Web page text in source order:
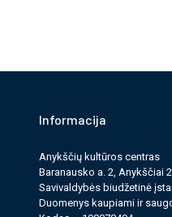
Informacija
Anykščių kultūros cen­tras
Baranausko a. 2, Anykščiai
Savi­valdy­bės biudžet­inė
Duomenys kau­pi­ami ir